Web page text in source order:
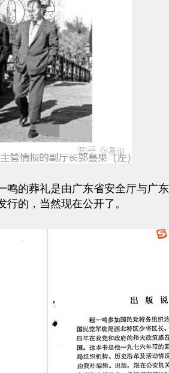
鸣的葬礼是由广东省安全厅与广东
的，当然现在公开了。